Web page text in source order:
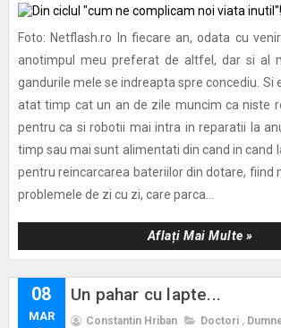
Foto: Netflash.ro In fiecare an, odata cu
anotimpul meu preferat de altfel, dar si al
gandurile mele se indreapta spre concediu. Si
atat timp cat un an de zile muncim ca niste
pentru ca si robotii mai intra in reparatii la
timp sau mai sunt alimentati din cand in cand
pentru reincarcarea bateriilor din dotare, fiind
problemele de zi cu zi, care parca...
Aflați Mai Multe »
08
MAR
Un pahar cu lapte...
Constantin Hriban Doctori ,